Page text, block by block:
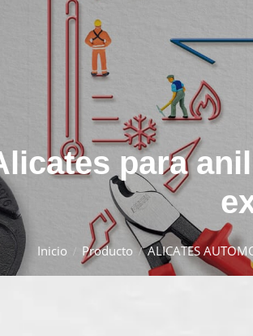
para
Inicio Producto ALICATES